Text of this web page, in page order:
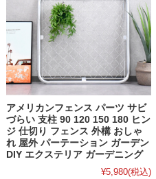
アメリカンフェンス パーツ サビ
づらい 支柱 90 120 150 180 ヒン
ジ 仕切り フェンス 外構 おしゃ
れ 屋外 パーテーション ガーデン
DIY エクステリア ガーデニング
¥5,980(税込)